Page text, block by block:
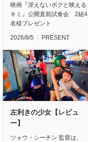
映画『冴えないボクと映える
キミ』公開直前試食会 2組4
名様プレゼント
2026/8/5 PRESENT
左利きの少女【レビュ
ー】
ツォウ・シーチン 監督は、